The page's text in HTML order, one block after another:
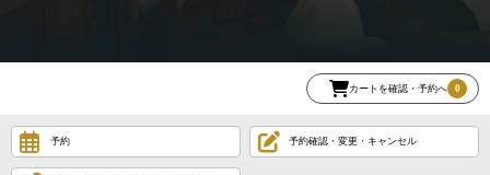
カートを確認・予約へ 0
予約 予約確認・変更・キャンセル